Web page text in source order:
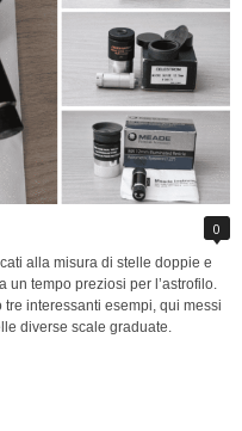
0
alla misura di stelle doppie e
un tempo preziosi per l’astrofilo.
interessanti esempi, qui messi
diverse scale graduate.